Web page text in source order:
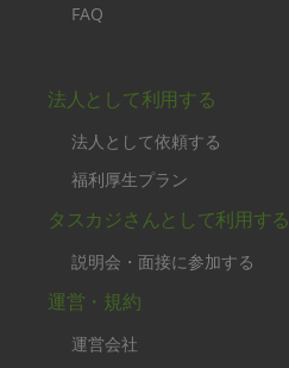
FAQ
法人として利用する
法人として依頼する
福利厚生プラン
タスカジさんとして利用する
説明会・面接に参加する
運営・規約
運営会社